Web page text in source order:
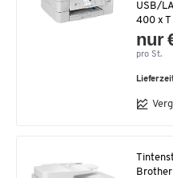
USB/
400 x T
nur
pro St.